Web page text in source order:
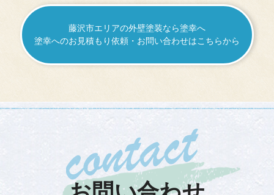
藤沢市エリアの外壁塗装なら塗幸へ
塗幸へのお見積もり依頼・お問い合わせはこちらから